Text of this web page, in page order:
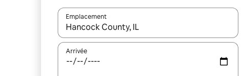
Emplacement
Quand les résultats sont affichés, parcourez-les en
Arrivée